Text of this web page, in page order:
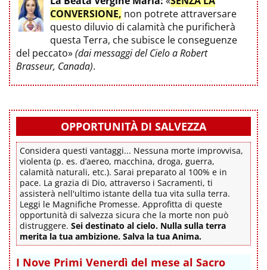
CONVERSIONE, non potrete attraversare
questo diluvio di calamità che purificherà
questa Terra, che subisce le conseguenze
del peccato»(dai messaggi del Cielo a Robert
Brasseur, Canada).
OPPORTUNITÀ DI SALVEZZA
Considera questi vantaggi... Nessuna morte improvvisa,
violenta (p. es. d’aereo, macchina, droga, guerra,
calamità naturali, etc.). Sarai preparato al 100% e in
pace. La grazia di Dio, attraverso i Sacramenti, ti
assisterà nell'ultimo istante della tua vita sulla terra.
Leggi le Magnifiche Promesse. Approfitta di queste
opportunità di salvezza sicura che la morte non può
distruggere. Sei destinato al cielo. Nulla sulla terra
merita la tua ambizione. Salva la tua Anima.
I Nove Primi Venerdì del mese al Sacro